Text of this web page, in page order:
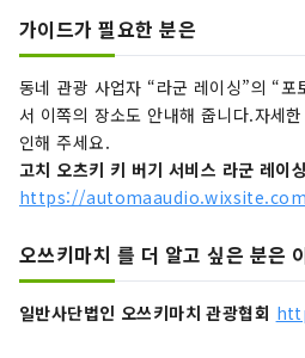
가이드가 필요한 분은
동네 관광 사업자 “라군 레이싱”의 “포
서 이쪽의 장소도 안내해 줍니다.자세
인해 주세요.
고치 오츠키 키 버기 서비스 라군 레이싱
https://
오쓰키마치 를 더 알고 싶은 분은
일반사단법인 오쓰키마치 관광협회